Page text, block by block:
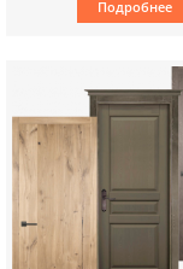
Подробнее